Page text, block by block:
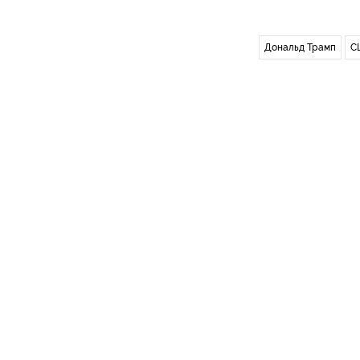
Дональд Трамп